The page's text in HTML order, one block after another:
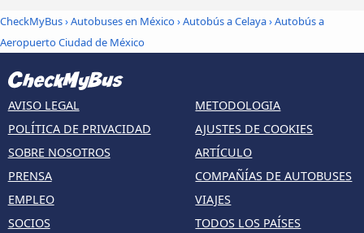
CheckMyBus›Autobuses en México›Autobús a Celaya›Autobús a
Aeropuerto Ciudad de México
AVISO LEGAL
POLÍTICA DE PRIVACIDAD
SOBRE NOSOTROS
PRENSA
EMPLEO
SOCIOS
METODOLOGIA
AJUSTES DE COOKIES
ARTÍCULO
COMPAÑÍAS DE AUTOBUSES
VIAJES
TODOS LOS PAÍSES